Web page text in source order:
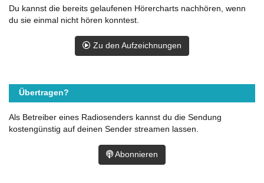
Du kannst die bereits gelaufenen Hörercharts nachhören, wenn
du sie einmal nicht hören konntest.
Zu den Aufzeichnungen
Übertragen?
Als Betreiber eines Radiosenders kannst du die Sendung
kostengünstig auf deinen Sender streamen lassen.
Abonnieren